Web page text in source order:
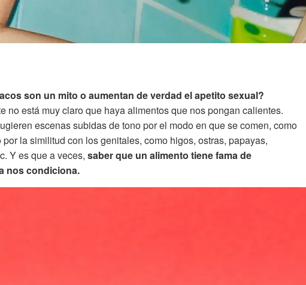
son un mito o aumentan de verdad el apetito sexual?
no está muy claro que haya alimentos que nos pongan calientes.
escenas subidas de tono por el modo en que se comen, como
por la similitud con los genitales, como higos, ostras, papayas,
Y es que a veces, saber que un alimento tiene fama de
nos condiciona.